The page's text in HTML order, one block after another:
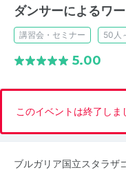
ダンサーによるワ
講習会・セミナー 50人
5.00
このイベントは終了しま
ブルガリア国立スタラザ